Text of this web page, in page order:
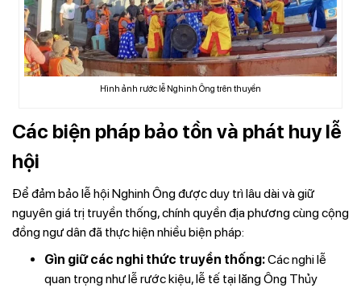
Hình ảnh rước lễ Nghinh Ông trên thuyền
Các biện pháp bảo tồn và phát huy lễ
hội
Để đảm bảo lễ hội Nghinh Ông được duy trì lâu dài và giữ
nguyên giá trị truyền thống, chính quyền địa phương cùng cộng
đồng ngư dân đã thực hiện nhiều biện pháp:
Gìn giữ các nghi thức truyền thống:Các nghi lễ
quan trọng như lễ rước kiệu, lễ tế tại lăng Ông Thủy